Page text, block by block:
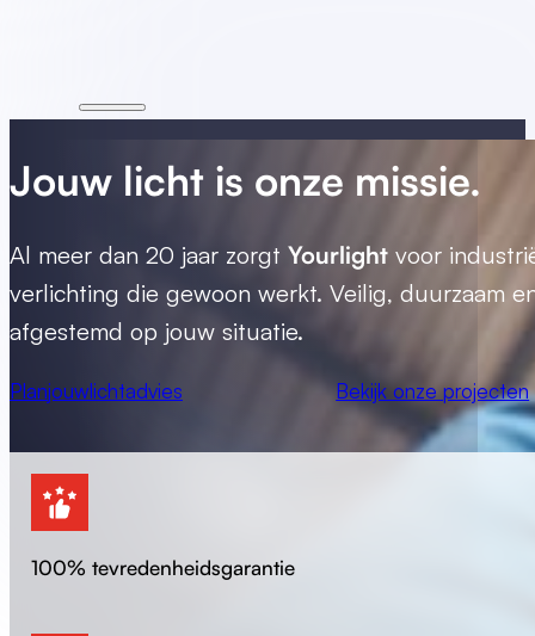
Jouw licht is onze missie.
Al meer dan 20 jaar zorgt Yourlight voor
verlichting die gewoon werkt. Veilig, duurzaam
afgestemd op jouw situatie.
Planjouwlichtadvies Bekijk onze projecten
100% tevredenheidsgarantie